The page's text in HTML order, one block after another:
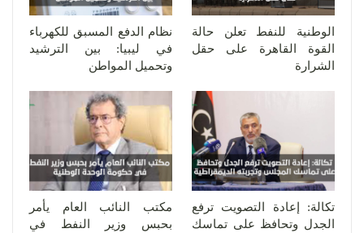
الوطنية للنفط تعلن حالة
القوة القاهرة على حقل
الشرارة
نظام الدفع المسبق للكهرباء
في ليبيا: بين الترشيد
وتحميل المواطن
تكالة: إعادة التصويت ترفع
الجدل وتحافظ على تماسك
مكتب النائب العام يأمر
بحبس وزير النفط في